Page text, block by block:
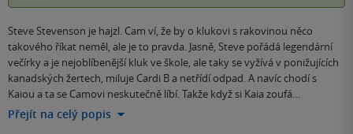
Steve Stevenson je hajzl. Cam ví, že by o klukovi s rakovinou něco
takového říkat neměl, ale je to pravda. Jasně, Steve pořádá legendární
večírky a je nejoblíbenější kluk ve škole, ale taky se vyžívá v ponižujících
kanadských žertech, miluje Cardi B a netřídí odpad. A navíc chodí s
Kaiou a ta se Camovi neskutečně líbí. Takže když si Kaia zoufá…
Přejít na celý popis